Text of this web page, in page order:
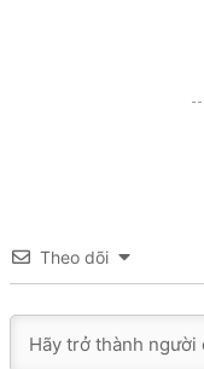
Theo dõi